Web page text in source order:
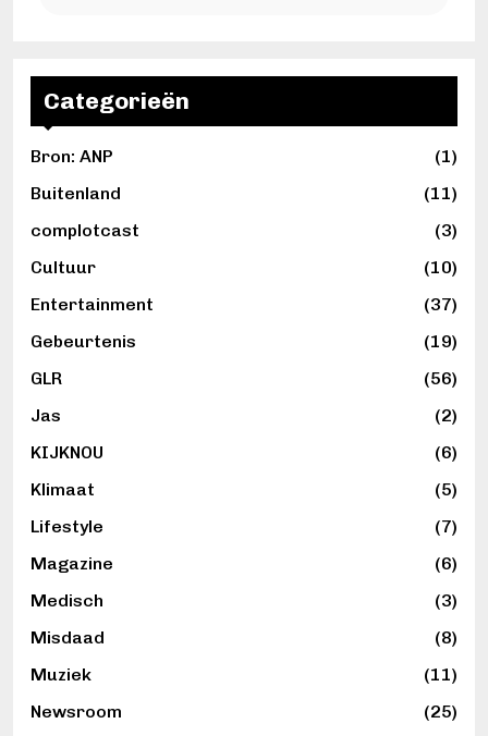
Categorieën
Bron: ANP
(1)
Buitenland
(11)
complotcast
(3)
Cultuur
(10)
Entertainment
(37)
Gebeurtenis
(19)
GLR
(56)
Jas
(2)
KIJKNOU
(6)
Klimaat
(5)
Lifestyle
(7)
Magazine
(6)
Medisch
(3)
Misdaad
(8)
Muziek
(11)
Newsroom
(25)